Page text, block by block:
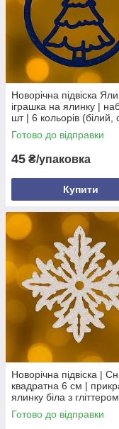
Новорічна підвіска
іграшка на ялинку |
шт | 6 кольорів (білий,
червоний, золотий,
сріблястий, зелений)
Готово до відправки
45 ₴/упаковка
Купити
Новорічна підвіска |
квадратна 6 см |
ялинку біла з
набір 10 ш
Готово до відправки